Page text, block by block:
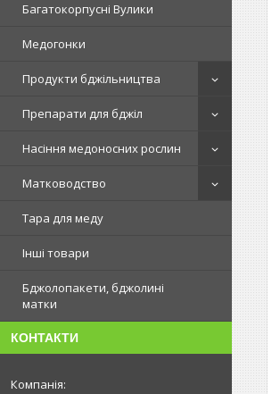
Багатокорпусні Вулики
Медогонки
Продукти бджільництва
Препарати для бджіл
Насіння медоносних рослин
Матководство
Тара для меду
Інші товари
Бджолопакети, бджолині
матки
КОНТАКТИ